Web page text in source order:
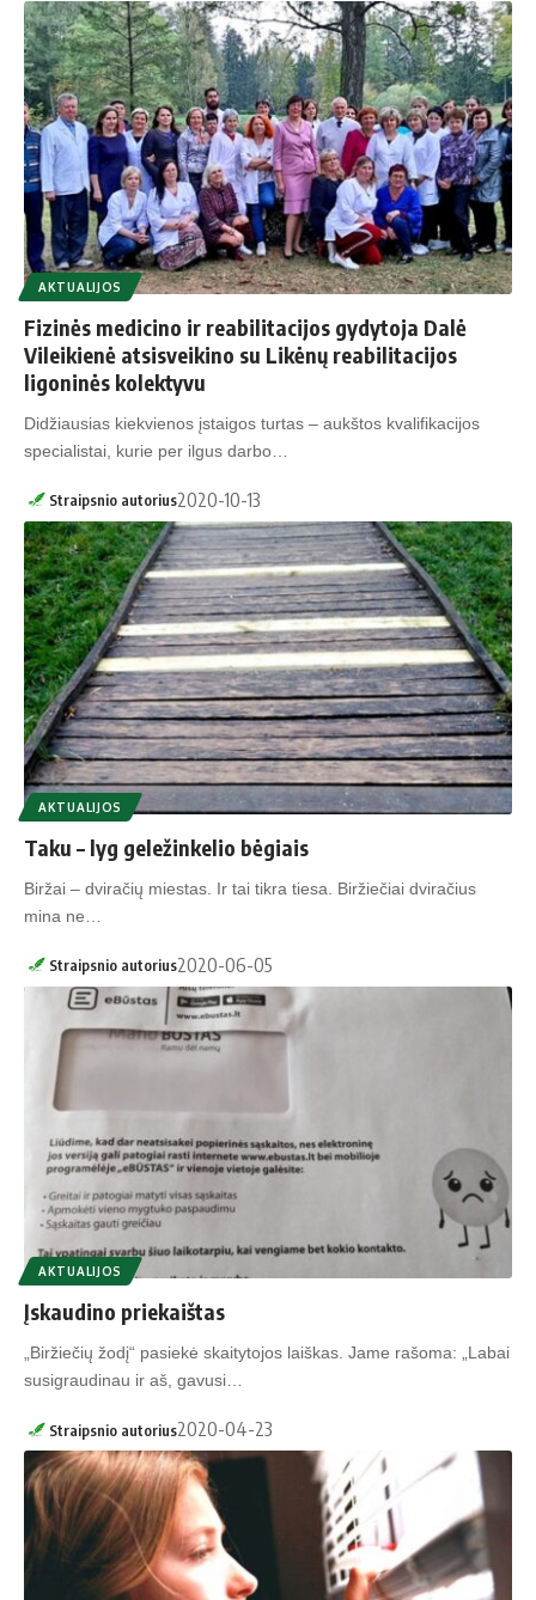
AKTUALIJOS
Fizinės medicino ir reabilitacijos gydytoja Dalė
Vileikienė atsisveikino su Likėnų reabilitacijos
ligoninės kolektyvu
Didžiausias kiekvienos įstaigos turtas – aukštos kvalifikacijos
specialistai, kurie per ilgus darbo…
Straipsnio autorius2020-10-13
AKTUALIJOS
Taku – lyg geležinkelio bėgiais
Biržai – dviračių miestas. Ir tai tikra tiesa. Biržiečiai dviračius
mina ne…
Straipsnio autorius2020-06-05
AKTUALIJOS
Įskaudino priekaištas
„Biržiečių žodį“ pasiekė skaitytojos laiškas. Jame rašoma: „Labai
susigraudinau ir aš, gavusi…
Straipsnio autorius2020-04-23